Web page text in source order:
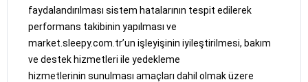
faydalandırılması sistem hatalarının tespit edilerek
performans takibinin yapılması ve
market.sleepy.com.tr’un işleyişinin iyileştirilmesi, bakım
ve destek hizmetleri ile yedekleme
hizmetlerinin sunulması amaçları dahil olmak üzere